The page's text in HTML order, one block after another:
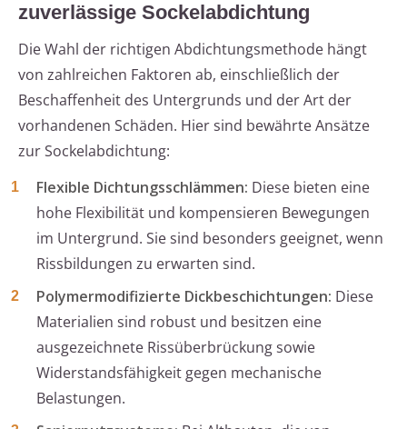
zuverlässige Sockelabdichtung
Die Wahl der richtigen Abdichtungsmethode hängt
von zahlreichen Faktoren ab, einschließlich der
Beschaffenheit des Untergrunds und der Art der
vorhandenen Schäden. Hier sind bewährte Ansätze
zur Sockelabdichtung:
Flexible Dichtungsschlämmen: Diese bieten eine
hohe Flexibilität und kompensieren Bewegungen
im Untergrund. Sie sind besonders geeignet, wenn
Rissbildungen zu erwarten sind.
Polymermodifizierte Dickbeschichtungen: Diese
Materialien sind robust und besitzen eine
ausgezeichnete Rissüberbrückung sowie
Widerstandsfähigkeit gegen mechanische
Belastungen.